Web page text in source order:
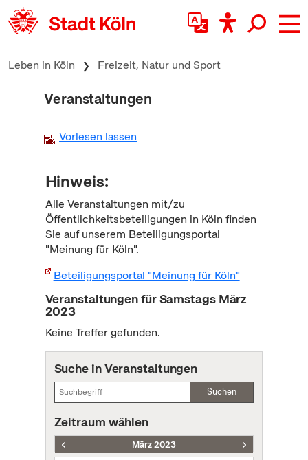
zum Inhalt springen
Leben in Köln Freizeit, Natur und Sport
Veranstaltungen
Vorlesen lassen
Hinweis:
Alle Veranstaltungen mit/zu
Öffentlichkeitsbeteiligungen in Köln finden
Sie auf unserem Beteiligungsportal
"Meinung für Köln".
Beteiligungsportal "Meinung für Köln"
Veranstaltungen für Samstags März
2023
Keine Treffer gefunden.
Suche in Veranstaltungen
Suchen
Zeitraum wählen
März 2023